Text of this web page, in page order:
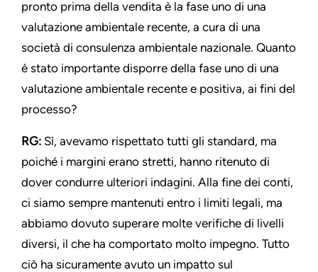
pronto prima della vendita è la fase uno di una
valutazione ambientale recente, a cura di una
società di consulenza ambientale nazionale. Quanto
è stato importante disporre della fase uno di una
valutazione ambientale recente e positiva, ai fini del
processo?
RG: Sì, avevamo rispettato tutti gli standard, ma
poiché i margini erano stretti, hanno ritenuto di
dover condurre ulteriori indagini. Alla fine dei conti,
ci siamo sempre mantenuti entro i limiti legali, ma
abbiamo dovuto superare molte verifiche di livelli
diversi, il che ha comportato molto impegno. Tutto
ciò ha sicuramente avuto un impatto sul